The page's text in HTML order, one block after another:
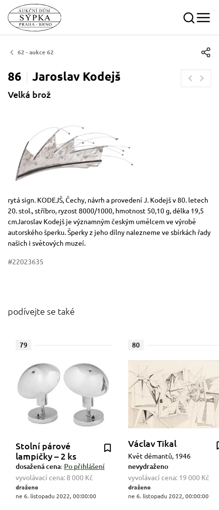
62 - aukce 62
86 Jaroslav Kodejš
Velká brož
Rozměry
Stručný popis předmětu
rytá sign. KODEJŠ, Čechy, návrh a provedení J. Kodejš v 80. letech
20. stol., stříbro, ryzost 8000/1000, hmotnost 50,10 g, délka 19,5
cmJaroslav Kodejš je významným českým umělcem ve výrobě
autorského šperku. Šperky z jeho dílny nalezneme ve sbírkách řady
našich i světových muzeí.
#22023635
podívejte se také
79
Stolní párové
lampičky – 2 ks
dosažená cena: Po přihlášení
vyvolávací cena: 8 000 Kč
draženo
ne 6. listopadu 2022, 00:00:00
80
Václav Tikal
Květ démantů, 1946
nevydraženo
vyvolávací cena: 19 000 Kč
draženo
ne 6. listopadu 2022, 00:00:00